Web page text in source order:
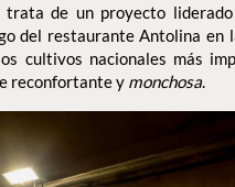
trata de un proyecto
del restaurante Antolina en
cultivos nacionales más
reconfortante y monchosa